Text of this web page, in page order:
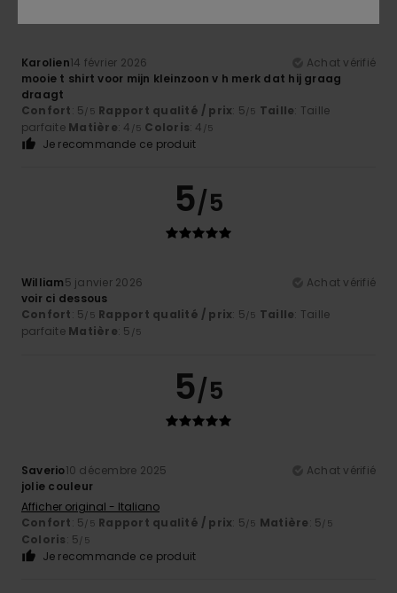
Karolien14 février 2026
Achat vérifié
mooie t shirt voor mijn kleinzoon v h merk dat hij graag
draagt
Confort: 5/5 Rapport qualité / prix: 5/5 Taille: Taille
parfaite Matière: 4 /5 Coloris: 4 /5
Je recommande ce produit
5/5
William5 janvier 2026
Achat vérifié
voir ci dessous
Confort: 5/5 Rapport qualité / prix: 5/5 Taille: Taille
parfaite Matière: 5 /5
5/5
Saverio10 décembre 2025
Achat vérifié
jolie couleur
Afficher original - Italiano
Confort: 5/5 Rapport qualité / prix: 5/5 Matière: 5/5
Coloris: 5/5
Je recommande ce produit